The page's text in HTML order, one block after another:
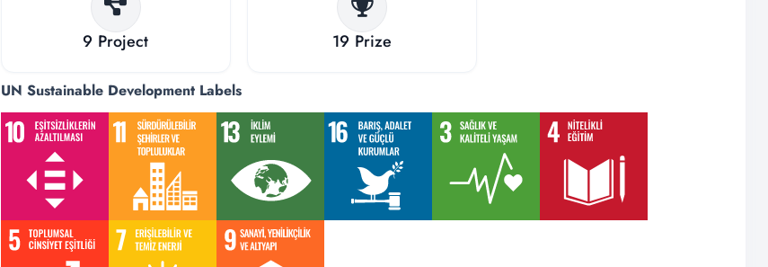
9 Project 19 Prize
UN Sustainable Development Labels